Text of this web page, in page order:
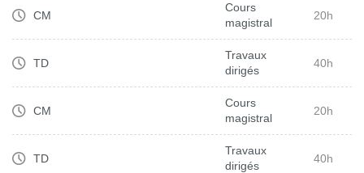
CM
Cours
magistral
20h
TD
Travaux
dirigés
40h
CM
Cours
magistral
20h
TD
Travaux
dirigés
40h